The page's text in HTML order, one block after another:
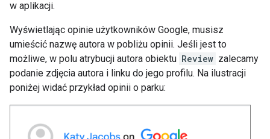
w aplikacji.
Wyświetlając opinie użytkowników Google, musisz
umieścić nazwę autora w pobliżu opinii. Jeśli jest to
możliwe, w polu atrybucji autora obiektu Review zalecamy
podanie zdjęcia autora i linku do jego profilu. Na ilustracji
poniżej widać przykład opinii o parku: